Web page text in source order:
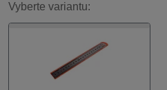
Vyberte variantu: